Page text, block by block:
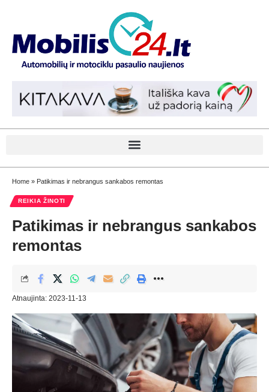
Home » Patikimas ir nebrangus sankabos remontas
REIKIA ŽINOTI
Patikimas ir nebrangus sankabos
remontas
Atnaujinta: 2023-11-13